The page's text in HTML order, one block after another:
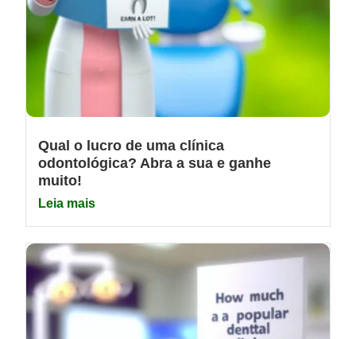
Qual o lucro de uma clínica
odontológica? Abra a sua e ganhe
muito!
Leia mais